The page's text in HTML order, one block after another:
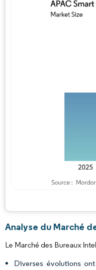
Analyse du Marché
Le Marché des Bureaux
Diverses évolutions